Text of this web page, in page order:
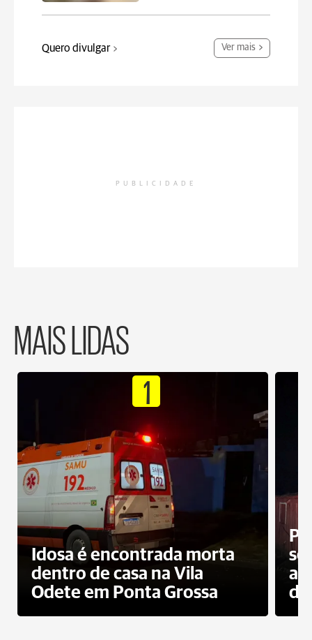
Quero divulgar Ver mais
PUBLICIDADE
MAIS LIDAS
1
Idosa é encontrada morta
dentro de casa na Vila
Odete em Ponta Grossa
do